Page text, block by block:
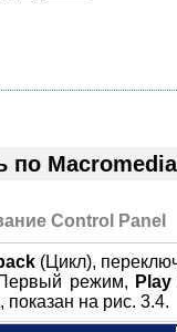
Control Panel
(Цикл),
режим,
, показан на рис. 3.4.